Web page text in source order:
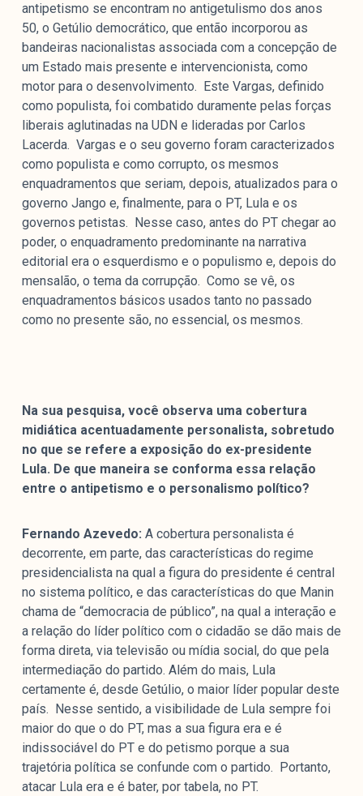
antipetismo se encontram no antigetulismo dos anos
50, o Getúlio democrático, que então incorporou as
bandeiras nacionalistas associada com a concepção de
um Estado mais presente e intervencionista, como
motor para o desenvolvimento. Este Vargas, definido
como populista, foi combatido duramente pelas forças
liberais aglutinadas na UDN e lideradas por Carlos
Lacerda. Vargas e o seu governo foram caracterizados
como populista e como corrupto, os mesmos
enquadramentos que seriam, depois, atualizados para o
governo Jango e, finalmente, para o PT, Lula e os
governos petistas. Nesse caso, antes do PT chegar ao
poder, o enquadramento predominante na narrativa
editorial era o esquerdismo e o populismo e, depois do
mensalão, o tema da corrupção. Como se vê, os
enquadramentos básicos usados tanto no passado
como no presente são, no essencial, os mesmos.
Na sua pesquisa, você observa uma cobertura
midiática acentuadamente personalista, sobretudo
no que se refere a exposição do ex-presidente
Lula. De que maneira se conforma essa relação
entre o antipetismo e o personalismo político?
Fernando Azevedo: A cobertura personalista é
decorrente, em parte, das características do regime
presidencialista na qual a figura do presidente é central
no sistema político, e das características do que Manin
chama de “democracia de público”, na qual a interação e
a relação do líder político com o cidadão se dão mais de
forma direta, via televisão ou mídia social, do que pela
intermediação do partido. Além do mais, Lula
certamente é, desde Getúlio, o maior líder popular deste
país. Nesse sentido, a visibilidade de Lula sempre foi
maior do que o do PT, mas a sua figura era e é
indissociável do PT e do petismo porque a sua
trajetória política se confunde com o partido. Portanto,
atacar Lula era e é bater, por tabela, no PT.